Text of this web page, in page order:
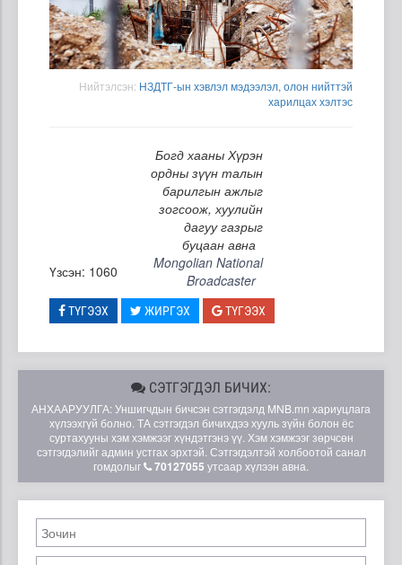
Нийтэлсэн: НЗДТГ-ын хэвлэл мэдээлэл, олон нийттэй
харилцах хэлтэс
Богд хааны Хүрэн
ордны зүүн талын
барилгын ажлыг
зогсоож, хуулийн
дагуу газрыг
буцаан авна
Үзсэн: 1060
Mongolian National
Broadcaster
ТҮГЭЭХ ЖИРГЭХ ТҮГЭЭХ
СЭТГЭГДЭЛ БИЧИХ:
АНХААРУУЛГА: Уншигчдын бичсэн сэтгэгдэлд MNB.mn хариуцлага
хүлээхгүй болно. ТА сэтгэгдэл бичихдээ хууль зүйн болон ёс
суртахууны хэм хэмжээг хүндэтгэнэ үү. Хэм хэмжээг зөрчсөн
сэтгэгдэлийг админ устгах эрхтэй. Сэтгэгдэлтэй холбоотой санал
гомдолыг
70127055 утсаар хүлээн авна.